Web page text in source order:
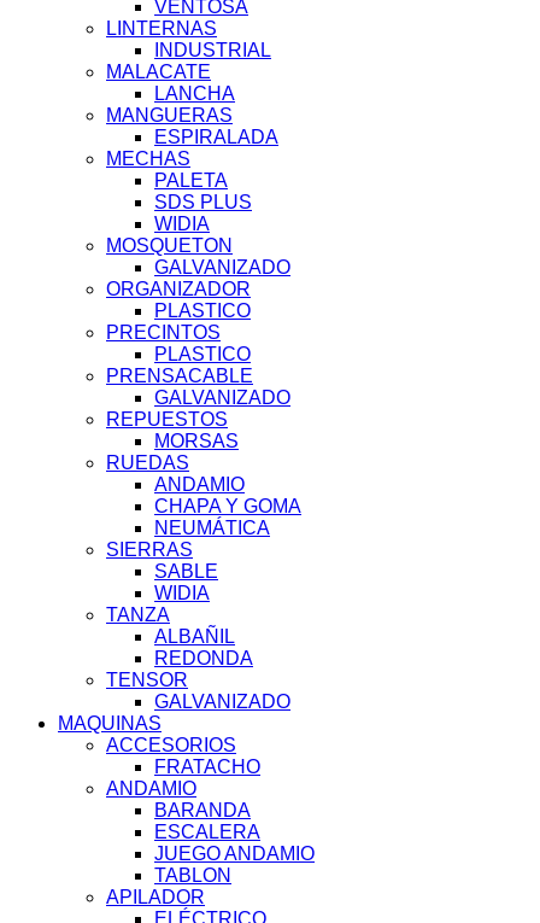
VENTOSA
LINTERNAS
INDUSTRIAL
MALACATE
LANCHA
MANGUERAS
ESPIRALADA
MECHAS
PALETA
SDS PLUS
WIDIA
MOSQUETON
GALVANIZADO
ORGANIZADOR
PLASTICO
PRECINTOS
PLASTICO
PRENSACABLE
GALVANIZADO
REPUESTOS
MORSAS
RUEDAS
ANDAMIO
CHAPA Y GOMA
NEUMÁTICA
SIERRAS
SABLE
WIDIA
TANZA
ALBAÑIL
REDONDA
TENSOR
GALVANIZADO
MAQUINAS
ACCESORIOS
FRATACHO
ANDAMIO
BARANDA
ESCALERA
JUEGO ANDAMIO
TABLON
APILADOR
ELÉCTRICO